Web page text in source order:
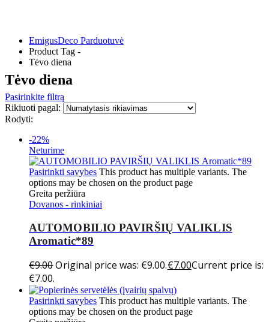
EmigusDeco Parduotuvė
Product Tag -
Tėvo diena
Tėvo diena
Pasirinkite filtrą
Rikiuoti pagal:
Rodyti:
-22%
Neturime
Pasirinkti savybes This product has multiple variants. The
options may be chosen on the product page
Greita peržiūra
Dovanos - rinkiniai
AUTOMOBILIO PAVIRŠIŲ VALIKLIS
Aromatic*89
€9.00Original price was: €9.00.€7.00Current price is:
€7.00.
Pasirinkti savybes This product has multiple variants. The
options may be chosen on the product page